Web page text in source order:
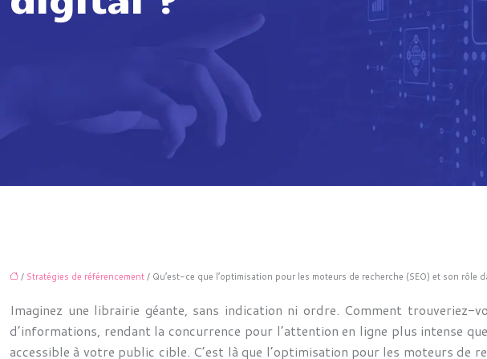
/ Stratégies de référencement/ Qu’est-ce que l’optimisation pour les moteurs de recherche (SEO) et son rôle
Imaginez une librairie géante, sans indication ni ordre. Comment trouveriez-
d’informations, rendant la concurrence pour l’attention en ligne plus intense
accessible à votre public cible. C’est là que l’optimisation pour les moteurs